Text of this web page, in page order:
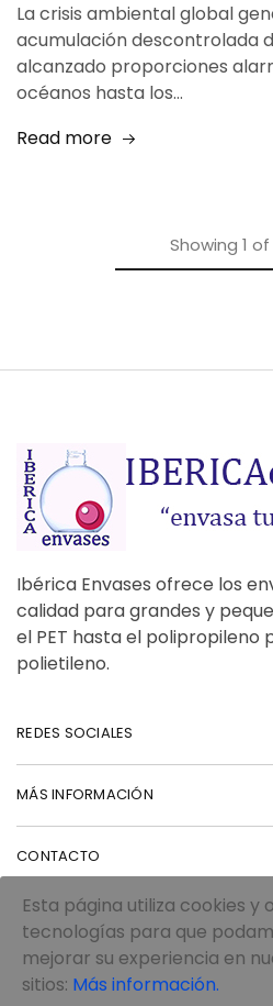
La crisis ambiental global
acumulación descontrolada
alcanzado proporciones
océanos hasta los…
Read more
Showing 1 of
Ibérica Envases ofrece los
calidad para grandes y
el PET hasta el polipropileno
polietileno.
REDES SOCIALES
MÁS INFORMACIÓN
CONTACTO
© 2022 Todos los derechos
Esta página utiliza cookies y
tecnologías para que
mejorar su experiencia en
sitios: Más información.